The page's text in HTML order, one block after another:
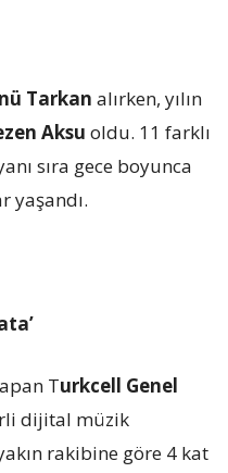
Tarkan alırken, yılın
Aksu oldu. 11 farklı
sıra gece boyunca
yaşandı.
Turkcell Genel
dijital müzik
rakibine göre 4 kat